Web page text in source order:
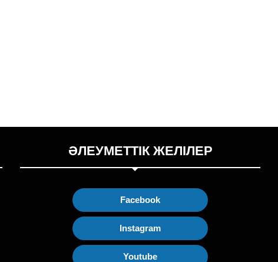
ӘЛЕУМЕТТІК ЖЕЛІЛЕР
Facebook
Instagram
Youtube